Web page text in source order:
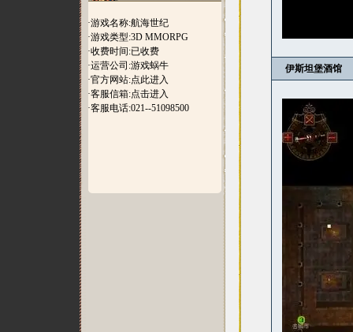
·游戏名称:航海世纪
·游戏类型:3D MMORPG
·收费时间:已收费
·运营公司:游戏蜗牛
·官方网站:点此进入
·客服信箱:点击进入
·客服电话:021--51098500
伊斯坦堡酒馆